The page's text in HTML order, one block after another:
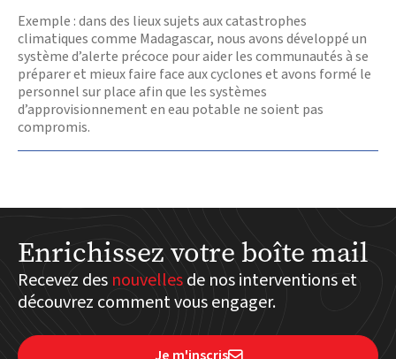
Exemple : dans des lieux sujets aux catastrophes
climatiques comme Madagascar, nous avons développé un
système d’alerte précoce pour aider les communautés à se
préparer et mieux faire face aux cyclones et avons formé le
personnel sur place afin que les systèmes
d’approvisionnement en eau potable ne soient pas
compromis.
Enrichissez votre boîte mail
Recevez des nouvellesde nos interventions et
découvrez comment vous engager.
